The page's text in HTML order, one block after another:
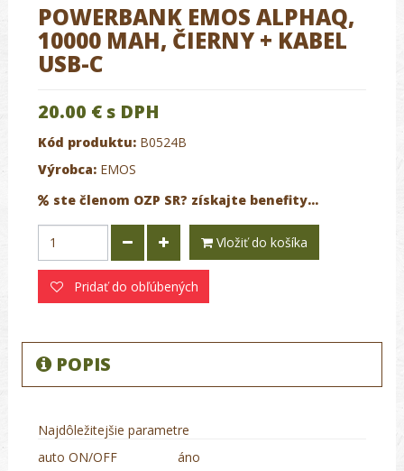
POWERBANK EMOS ALPHAQ,
10000 MAH, ČIERNY + KABEL
USB-C
20.00 € s DPH
Kód produktu: B0524B
Výrobca: EMOS
ste členom OZP SR? získajte benefity...
Vložiť do košíka
Pridať do obľúbených
POPIS
Najdôležitejšie parametre
auto ON/OFF
áno